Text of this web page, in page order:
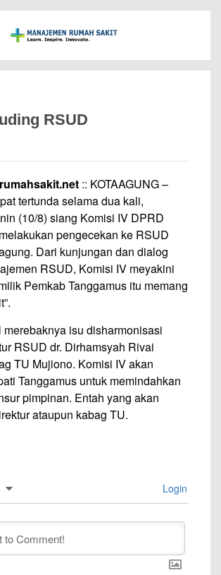
RSUD
:: KOTAAGUNG –
tertunda selama dua kali,
(10/8) siang Komisi IV DPRD
pengecekan ke RSUD
Dari kunjungan dan dialog
RSUD, Komisi IV meyakini
Pemkab Tanggamus itu memang
merebaknya isu disharmonisasi
RSUD dr. Dirhamsyah Rivai
TU Mujiono. Komisi IV akan
Tanggamus untuk memindahkan
pimpinan. Entah yang akan
ataupun kabag TU.
Login